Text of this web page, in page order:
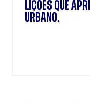
LIÇÕES QUE
URBANO.